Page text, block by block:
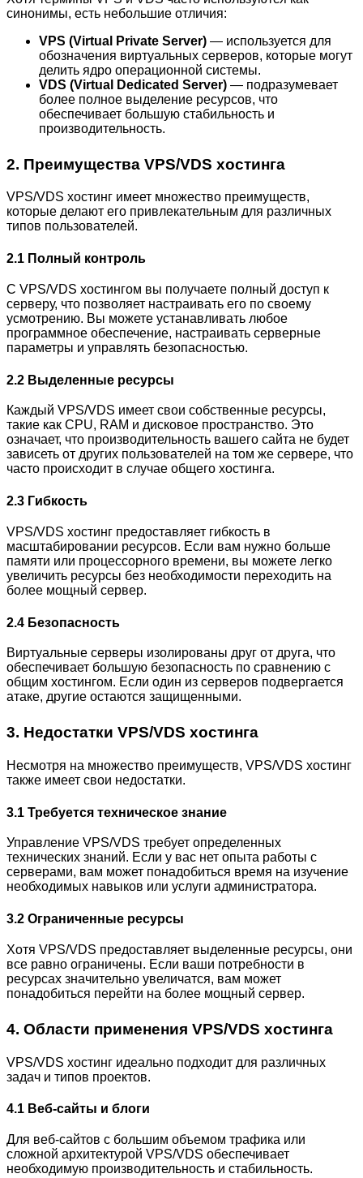
синонимы, есть небольшие отличия:
VPS (Virtual Private Server) — используется для
обозначения виртуальных серверов, которые могут
делить ядро операционной системы.
VDS (Virtual Dedicated Server) — подразумевает
более полное выделение ресурсов, что
обеспечивает большую стабильность и
производительность.
2. Преимущества VPS/VDS хостинга
VPS/VDS хостинг имеет множество преимуществ,
которые делают его привлекательным для различных
типов пользователей.
2.1 Полный контроль
С VPS/VDS хостингом вы получаете полный доступ к
серверу, что позволяет настраивать его по своему
усмотрению. Вы можете устанавливать любое
программное обеспечение, настраивать серверные
параметры и управлять безопасностью.
2.2 Выделенные ресурсы
Каждый VPS/VDS имеет свои собственные ресурсы,
такие как CPU, RAM и дисковое пространство. Это
означает, что производительность вашего сайта не будет
зависеть от других пользователей на том же сервере, что
часто происходит в случае общего хостинга.
2.3 Гибкость
VPS/VDS хостинг предоставляет гибкость в
масштабировании ресурсов. Если вам нужно больше
памяти или процессорного времени, вы можете легко
увеличить ресурсы без необходимости переходить на
более мощный сервер.
2.4 Безопасность
Виртуальные серверы изолированы друг от друга, что
обеспечивает большую безопасность по сравнению с
общим хостингом. Если один из серверов подвергается
атаке, другие остаются защищенными.
3. Недостатки VPS/VDS хостинга
Несмотря на множество преимуществ, VPS/VDS хостинг
также имеет свои недостатки.
3.1 Требуется техническое знание
Управление VPS/VDS требует определенных
технических знаний. Если у вас нет опыта работы с
серверами, вам может понадобиться время на изучение
необходимых навыков или услуги администратора.
3.2 Ограниченные ресурсы
Хотя VPS/VDS предоставляет выделенные ресурсы, они
все равно ограничены. Если ваши потребности в
ресурсах значительно увеличатся, вам может
понадобиться перейти на более мощный сервер.
4. Области применения VPS/VDS хостинга
VPS/VDS хостинг идеально подходит для различных
задач и типов проектов.
4.1 Веб-сайты и блоги
Для веб-сайтов с большим объемом трафика или
сложной архитектурой VPS/VDS обеспечивает
необходимую производительность и стабильность.